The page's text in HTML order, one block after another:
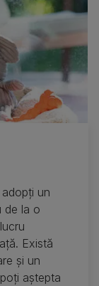
un
de la o
Există
şi un
aştepta